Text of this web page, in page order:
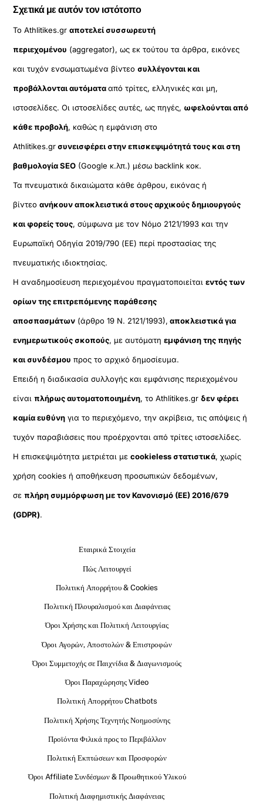
Σχετικά με αυτόν τον ιστότοπο
Το Athlitikes.grαποτελεί συσσωρευτή
περιεχομένου (aggregator), ως εκ τούτου τα άρθρα, εικόνες
και τυχόν ενσωματωμένα βίντεοσυλλέγονται και
προβάλλονται αυτόματααπό τρίτες, ελληνικές και μη,
ιστοσελίδες. Οι ιστοσελίδες αυτές, ως πηγές, ωφελούνται από
κάθε προβολή, καθώς η εμφάνιση στο
Athlitikes.grσυνεισφέρει στην επισκεψιμότητά τους και στη
βαθμολογία SEO (Google κ.λπ.) μέσω backlink κοκ.
Τα πνευματικά δικαιώματα κάθε άρθρου, εικόνας ή
βίντεοανήκουν αποκλειστικά στους αρχικούς δημιουργούς
και φορείς τους, σύμφωνα με τον Νόμο 2121/1993 και την
Ευρωπαϊκή Οδηγία 2019/790 (ΕΕ) περί προστασίας της
πνευματικής ιδιοκτησίας.
Η αναδημοσίευση περιεχομένου πραγματοποιείταιεντός των
ορίων της επιτρεπόμενης παράθεσης
αποσπασμάτων (άρθρο 19 Ν. 2121/1993), αποκλειστικά για
ενημερωτικούς σκοπούς, με αυτόματηεμφάνιση της πηγής
και συνδέσμου προς το αρχικό δημοσίευμα.
Επειδή η διαδικασία συλλογής και εμφάνισης περιεχομένου
είναιπλήρως αυτοματοποιημένη, το Athlitikes.gr δεν φέρει
καμία ευθύνη για το περιεχόμενο, την ακρίβεια, τις απόψεις ή
τυχόν παραβιάσεις που προέρχονται από τρίτες ιστοσελίδες.
Η επισκεψιμότητα μετριέται μεcookieless στατιστικά, χωρίς
χρήση cookies ή αποθήκευση προσωπικών δεδομένων,
σεπλήρη συμμόρφωση με τον Κανονισμό (ΕΕ) 2016/679
(GDPR).
Εταιρικά Στοιχεία
Πώς Λειτουργεί
Πολιτική Απορρήτου & Cookies
Πολιτική Πλουραλισμού και Διαφάνειας
Όροι Χρήσης και Πολιτική Λειτουργίας
Όροι Αγορών, Αποστολών & Επιστροφών
Όροι Συμμετοχής σε Παιχνίδια & Διαγωνισμούς
Όροι Παραχώρησης Video
Πολιτική Απορρήτου Chatbots
Πολιτική Χρήσης Τεχνητής Νοημοσύνης
Προϊόντα Φιλικά προς το Περιβάλλον
Πολιτική Εκπτώσεων και Προσφορών
Όροι Affiliate Συνδέσμων & Προωθητικού Υλικού
Πολιτική Διαφημιστικής Διαφάνειας